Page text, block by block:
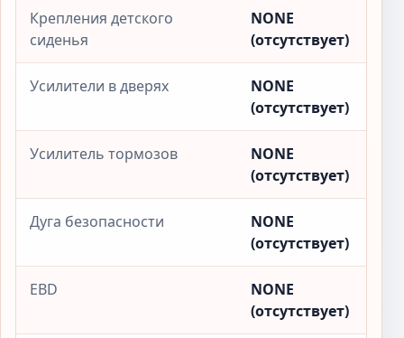
Крепления детского
сиденья
NONE
(отсутствует)
Усилители в дверях
NONE
(отсутствует)
Усилитель тормозов
NONE
(отсутствует)
Дуга безопасности
NONE
(отсутствует)
EBD
NONE
(отсутствует)